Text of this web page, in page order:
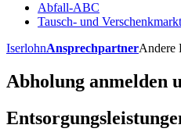
Abfall-ABC
Tausch- und Verschenkmarkt
IserlohnAnsprechpartnerAndere
Abholung anmelden